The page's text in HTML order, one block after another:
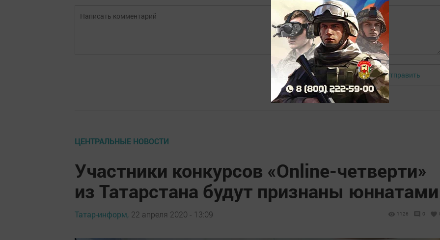
Авторизоваться Отправить
ЦЕНТРАЛЬНЫЕ НОВОСТИ
Участники конкурсов «Online-четверти»
из Татарстана будут признаны юннатами
Татар-информ, 22 апреля 2020 - 13:09 1126 0